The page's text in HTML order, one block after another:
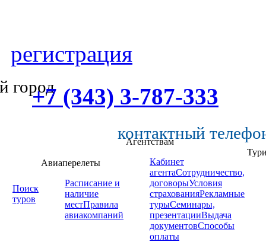
регистрация
город
+7 (343) 3-787-333
контактный
Поиск
туров
Авиаперелеты
Расписание и
наличие
местПравила
авиакомпаний
Агентствам
Кабинет
агентаСотрудничество,
договорыУсловия
страхованияРекламные
турыСеминары,
презентацииВыдача
документовСпособы
оплаты